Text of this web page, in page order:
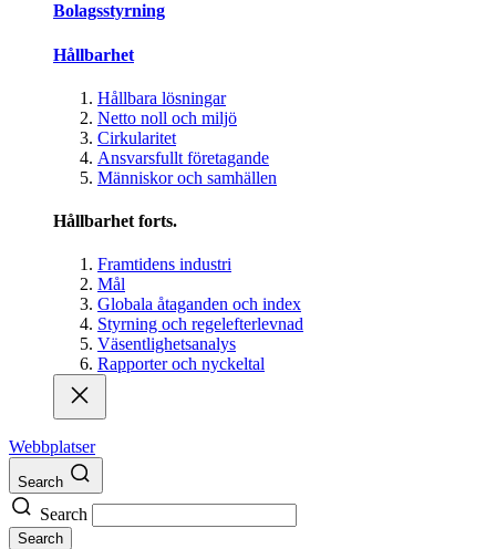
Bolagsstyrning
Hållbarhet
Hållbara lösningar
Netto noll och miljö
Cirkularitet
Ansvarsfullt företagande
Människor och samhällen
Hållbarhet forts.
Framtidens industri
Mål
Globala åtaganden och index
Styrning och regelefterlevnad
Väsentlighetsanalys
Rapporter och nyckeltal
Webbplatser
Search
Search
Search